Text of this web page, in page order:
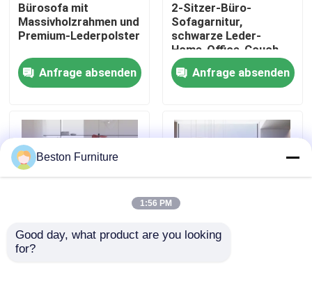
Werksbesichtigung
Qualitätskontrolle
Nachrichten
Blog
Bürosofa mit
Massivholzrahmen und
Premium-Lederpolster
Anfrage absenden
2-Sitzer-Büro-
Sofagarnitur,
schwarze Leder-
Home-Office-Couch
Anfrage absenden
Maßgeschneidertes
Beston Furniture
1:56 PM
Good day, what product are you looking
for?